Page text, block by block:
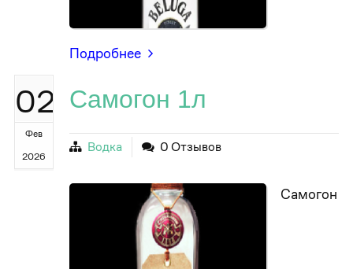
Подробнее
02
Фев
2026
Самогон 1л
Водка 0 Отзывов
Самогон